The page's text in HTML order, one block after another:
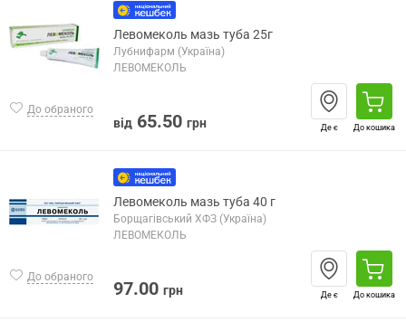
До обраного
Левомеколь мазь туба 25г
Лубнифарм (Україна)
ЛЕВОМЕКОЛЬ
від 65.50 грн Де є До кошика
До обраного
Левомеколь мазь туба 40 г
Борщагівський ХФЗ (Україна)
ЛЕВОМЕКОЛЬ
97.00 грн Де є До кошика